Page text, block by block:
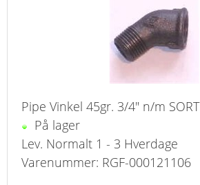
LOG UD
Pipe Vinkel 45gr. 3/4" n/m SORT
På lager
Lev. Normalt 1 - 3 Hverdage
Varenummer: RGF-000121106